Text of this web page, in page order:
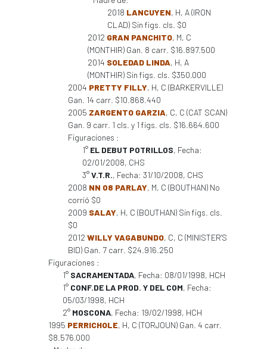
2018 LANCUYEN, H, A (IRON
CLAD) Sin figs. cls. $0
2012 GRAN PANCHITO, M, C
(MONTHIR) Gan. 8 carr. $16.897.500
2014 SOLEDAD LINDA, H, A
(MONTHIR) Sin figs. cls. $350.000
2004 PRETTY FILLY, H, C (BARKERVILLE)
Gan. 14 carr. $10.868.440
2005 ZARGENTO GARZIA, C, C (CAT SCAN)
Gan. 9 carr. 1 cls. y 1 figs. cls. $16.664.600
Figuraciones :
1° EL DEBUT POTRILLOS, Fecha:
02/01/2008, CHS
3°V.T.R., Fecha: 31/10/2008, CHS
2008 NN 08 PARLAY, M, C (BOUTHAN) No
corrió $0
2009 SALAY, H, C (BOUTHAN) Sin figs. cls.
$0
2012 WILLY VAGABUNDO, C, C (MINISTER'S
BID) Gan. 7 carr. $24.916.250
Figuraciones :
1° SACRAMENTADA, Fecha: 08/01/1998, HCH
1° CONF.DE LA PROD. Y DEL COM, Fecha:
05/03/1998, HCH
2° MOSCONA, Fecha: 19/02/1998, HCH
1995 PERRICHOLE, H, C (TORJOUN) Gan. 4 carr.
$8.576.000